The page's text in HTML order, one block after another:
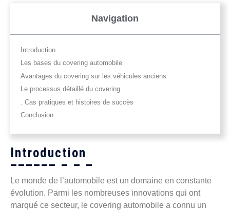
Navigation
Introduction
Les bases du covering automobile
Avantages du covering sur les véhicules anciens
Le processus détaillé du covering
. Cas pratiques et histoires de succès
Conclusion
Introduction
Le monde de l’automobile est un domaine en constante
évolution. Parmi les nombreuses innovations qui ont
marqué ce secteur, le covering automobile a connu un